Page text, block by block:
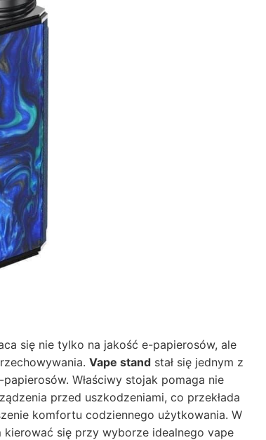
się nie tylko na jakość e-papierosów, ale
Vape stand stał się jednym z
Właściwy stojak pomaga nie
przed uszkodzeniami, co przekłada
komfortu codziennego użytkowania. W
się przy wyborze idealnego vape